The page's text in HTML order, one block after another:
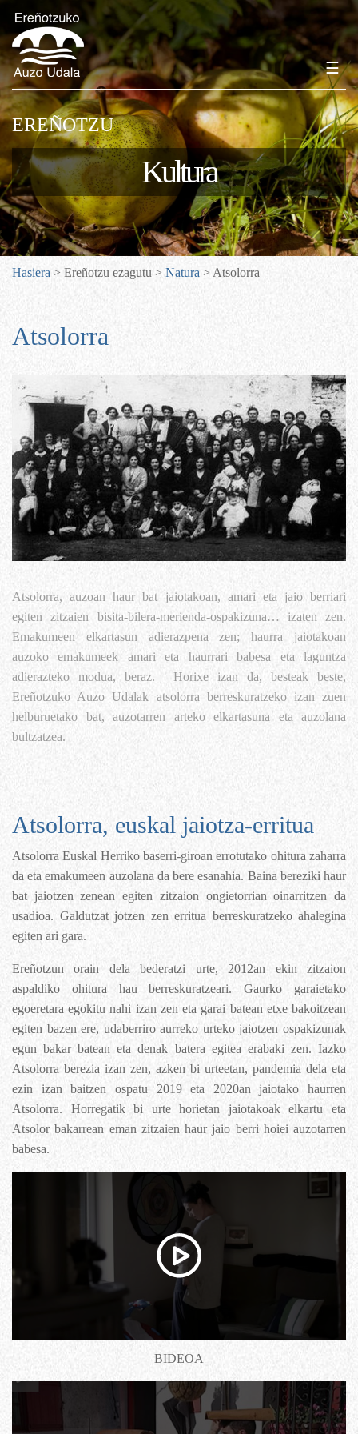
☰
EREÑOTZU
Kultura
Hasiera > Ereñotzu ezagutu > Natura > Atsolorra
Atsolorra
Atsolorra, auzoan haur bat jaiotakoan, amari eta jaio berriari
egiten zitzaien bisita-bilera-merienda-ospakizuna… izaten zen.
Emakumeen elkartasun adierazpena zen; haurra jaiotakoan
auzoko emakumeek amari eta haurrari babesa eta laguntza
adierazteko modua, beraz. Horixe izan da, besteak beste,
Ereñotzuko Auzo Udalak atsolorra berreskuratzeko izan zuen
helburuetako bat, auzotarren arteko elkartasuna eta auzolana
bultzatzea.
Atsolorra, euskal jaiotza-erritua
Atsolorra Euskal Herriko baserri-giroan errotutako ohitura zaharra
da eta emakumeen auzolana da bere esanahia. Baina bereziki haur
bat jaiotzen zenean egiten zitzaion ongietorrian oinarritzen da
usadioa. Galdutzat jotzen zen erritua berreskuratzeko ahalegina
egiten ari gara.
Ereñotzun orain dela bederatzi urte, 2012an ekin zitzaion
aspaldiko ohitura hau berreskuratzeari. Gaurko garaietako
egoeretara egokitu nahi izan zen eta garai batean etxe bakoitzean
egiten bazen ere, udaberriro aurreko urteko jaiotzen ospakizunak
egun bakar batean eta denak batera egitea erabaki zen. Iazko
Atsolorra berezia izan zen, azken bi urteetan, pandemia dela eta
ezin izan baitzen ospatu 2019 eta 2020an jaiotako haurren
Atsolorra. Horregatik bi urte horietan jaiotakoak elkartu eta
Atsolor bakarrean eman zitzaien haur jaio berri hoiei auzotarren
babesa.
BIDEOA